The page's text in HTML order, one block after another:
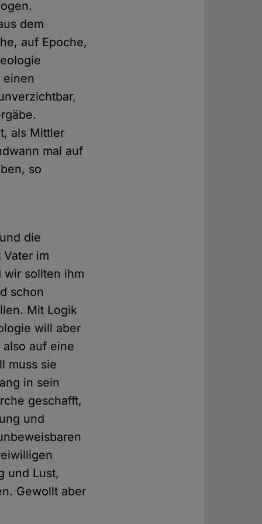
dem
auf Epoche,
als Mittler
mal auf
so
die
im
wir sollten ihm
schon
Mit Logik
will aber
auf eine
muss sie
in sein
geschafft,
und
und Lust,
Gewollt aber